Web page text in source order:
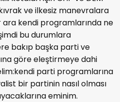
ve ilkesiz manevralara
kendi programlarında ne
bu durumlara
bakıp başka parti ve
göre eleştirmeye dahi
parti programlarına
bir partinin nasıl olması
eminim.